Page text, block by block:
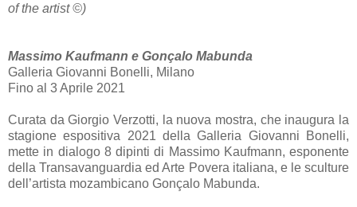
of the artist ©)
Massimo Kaufmann e Gonçalo Mabunda
Galleria Giovanni Bonelli, Milano
Fino al 3 Aprile 2021
Curata da Giorgio Verzotti, la nuova mostra, che inaugura la
stagione espositiva 2021 della Galleria Giovanni Bonelli,
mette in dialogo 8 dipinti di Massimo Kaufmann, esponente
della Transavanguardia ed Arte Povera italiana, e le sculture
dell’artista mozambicano Gonçalo Mabunda.